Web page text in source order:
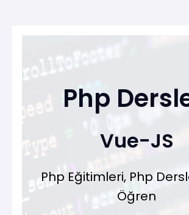
Php
Vue-JS
Php Eğitimleri, Php
Öğren